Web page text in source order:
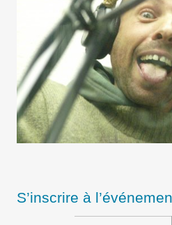
S’inscrire à